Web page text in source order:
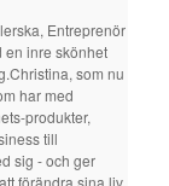
Entreprenör
en inre skönhet
som nu
har med
produkter,
till
sig - och ger
förändra sina liv.